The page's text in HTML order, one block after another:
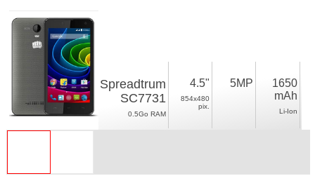
Spreadtrum
SC7731
0.5Go RAM
4.5"
854x480
pix.
5MP
1650
mAh
Li-Ion